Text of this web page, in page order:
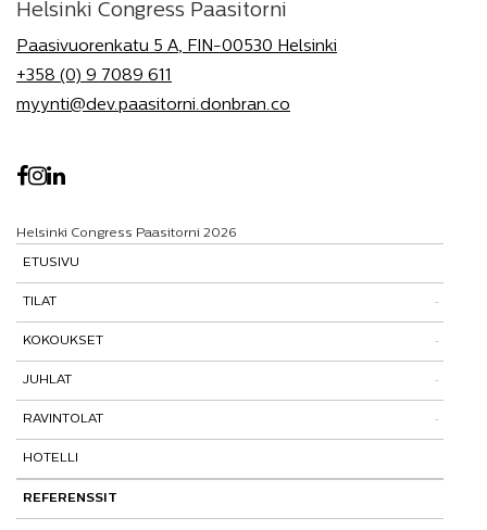
Helsinki Congress Paasitorni
Paasivuorenkatu 5 A, FIN-00530 Helsinki
+358 (0) 9 7089 611
myynti@dev.paasitorni.donbran.co
Helsinki Congress Paasitorni 2026
ETUSIVU
TILAT
Tutustu tiloihimme
Tilat ja tarinat
Paasitorni-testi
KOKOUKSET
Kokouspaketit
Lisäpalvelut
JUHLAT
Pikkujoulut
RAVINTOLAT
Paasiravintola
Muut ravintolat
HOTELLI
REFERENSSIT